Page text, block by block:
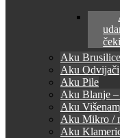
Aku Brusilice
Aku Odvijači
Aku Pile
Aku Blanje
Aku
Aku Mikro /
Aku